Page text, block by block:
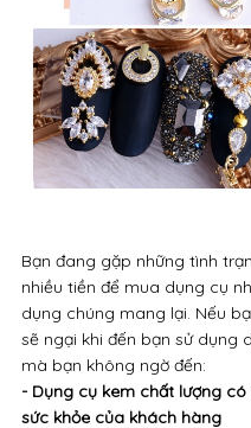
Bạn đang gặp những tình
nhiều tiền để mua dụng cụ
dụng chúng mang lại. Nếu
sẽ ngại khi đến bạn sử dụng
mà bạn không ngờ đến:
- Dụng cụ kem chất lượng
sức khỏe của khách hàng